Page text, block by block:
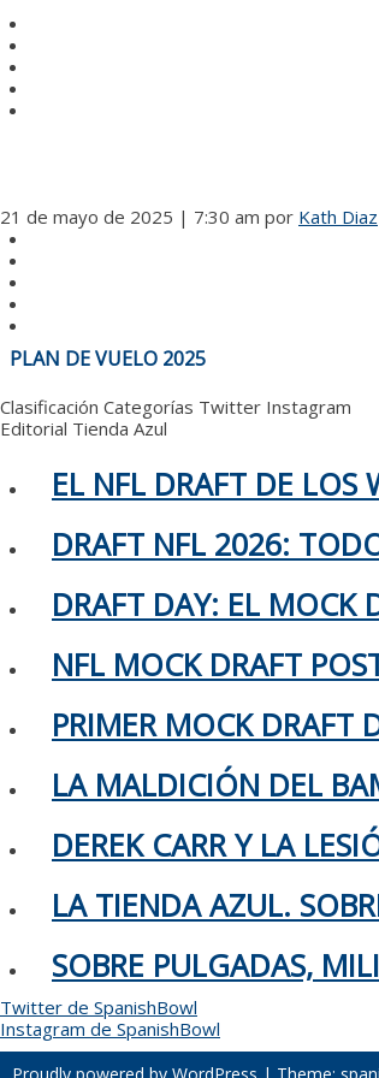
21 de mayo de 2025 | 7:30 am por Kath Diaz
NAVEGACIÓN
DE
ENTRADAS
PLAN DE VUELO 2025
Clasificación Categorías Twitter Instagram
Editorial Tienda Azul
EL NFL DRAFT DE
DRAFT NFL 2026:
DRAFT DAY: EL MOCK
NFL MOCK DRAFT
PRIMER MOCK DRAFT
LA MALDICIÓN DEL
DEREK CARR Y LA
LA TIENDA AZUL.
SOBRE PULGADAS,
Twitter de SpanishBowl
Instagram de SpanishBowl